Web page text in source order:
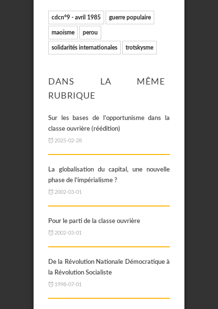
cdcn°9 - avril 1985 guerre populaire
maoïsme perou
solidarités internationales trotskysme
DANS LA MÊME
RUBRIQUE
Sur les bases de l’opportunisme dans la
classe ouvrière (réédition)
2025-02-28
La globalisation du capital, une nouvelle
phase de l’impérialisme ?
2002-03-01
Pour le parti de la classe ouvrière
2002-03-01
De la Révolution Nationale Démocratique à
la Révolution Socialiste
1998-07-01